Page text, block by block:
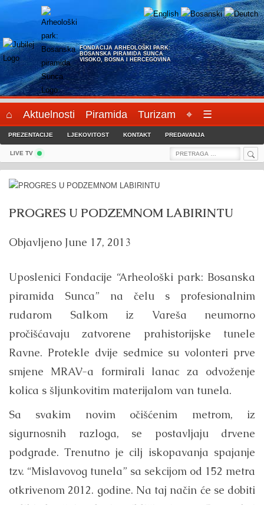
FONDACIJA ARHEOLOŠKI PARK:
BOSANSKA PIRAMIDA SUNCA
VISOKO, BOSNA I HERCEGOVINA
⌂ Aktuelnosti Piramida Turizam ⌖ ☰
PREZENTACIJE LJEKOVITOST KONTAKT PREDAVANJA
LIVE TV
Search
PROGRES U PODZEMNOM LABIRINTU
Objavljeno June 17, 2013
Uposlenici Fondacije “Arheološki park: Bosanska
piramida Sunca” na čelu s profesionalnim
rudarom Salkom iz Vareša neumorno
pročišćavaju zatvorene prahistorijske tunele
Ravne. Protekle dvije sedmice su volonteri prve
smjene MRAV-a formirali lanac za odvoženje
kolica s šljunkovitim materijalom van tunela.
Sa svakim novim očišćenim metrom, iz
sigurnosnih razloga, se postavljaju drvene
podgrade. Trenutno je cilj iskopavanja spajanje
tzv. “Mislavovog tunela” sa sekcijom od 152 metra
otkrivenom 2012. godine. Na taj način će se dobiti